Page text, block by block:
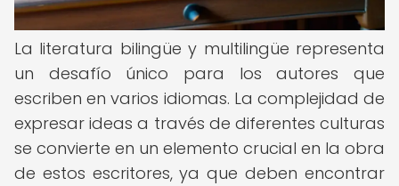
La literatura bilingüe y multilingüe representa
un desafío único para los autores que
escriben en varios idiomas. La complejidad de
expresar ideas a través de diferentes culturas
se convierte en un elemento crucial en la obra
de estos escritores, ya que deben encontrar